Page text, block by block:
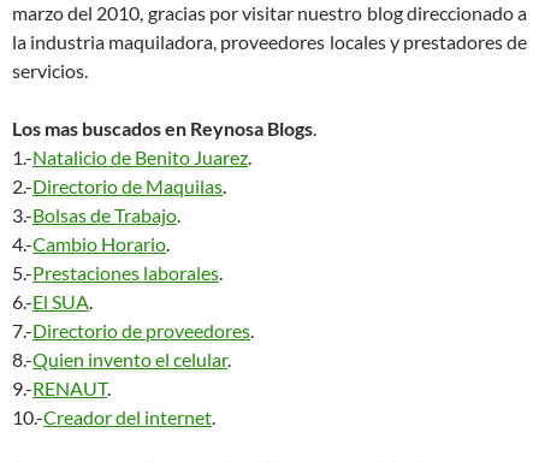
marzo del 2010, gracias por visitar nuestro blog direccionado a
la industria maquiladora, proveedores locales y prestadores de
servicios.
Los mas buscados en Reynosa Blogs.
1.-Natalicio de Benito Juarez.
2.-Directorio de Maquilas.
3.-Bolsas de Trabajo.
4.-Cambio Horario.
5.-Prestaciones laborales.
6.-El SUA.
7.-Directorio de proveedores.
8.-Quien invento el celular.
9.-RENAUT.
10.-Creador del internet.